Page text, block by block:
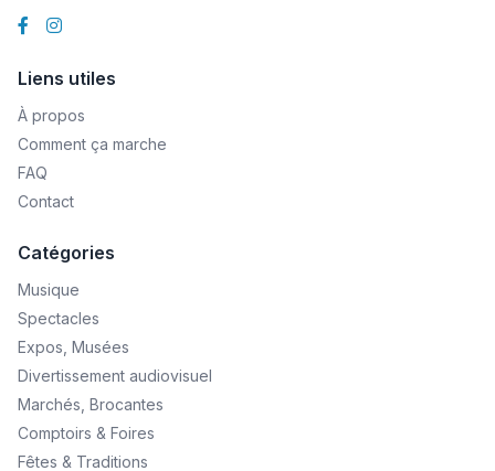
Liens utiles
À propos
Comment ça marche
FAQ
Contact
Catégories
Musique
Spectacles
Expos, Musées
Divertissement audiovisuel
Marchés, Brocantes
Comptoirs & Foires
Fêtes & Traditions